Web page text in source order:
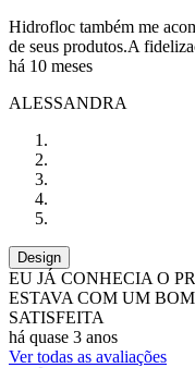
Hidrofloc também me
de seus produtos.A
há 10 meses
ALESSANDRA
Design
EU JÁ CONHECIA O
ESTAVA COM UM
SATISFEITA
há quase 3 anos
Ver todas as avaliações